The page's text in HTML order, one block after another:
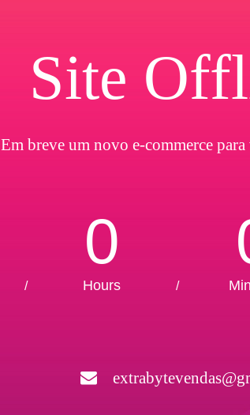
Site
Em breve um novo e-commerce
/
0
Hours /